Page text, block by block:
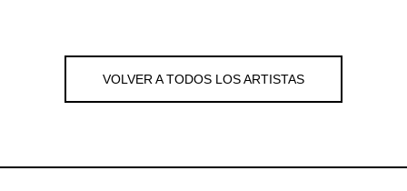
VOLVER A TODOS LOS ARTISTAS